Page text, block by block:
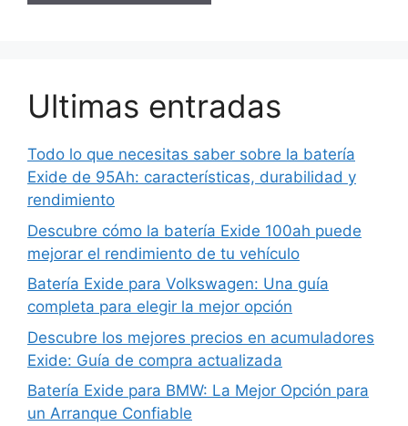
Ultimas entradas
Todo lo que necesitas saber sobre la batería
Exide de 95Ah: características, durabilidad y
rendimiento
Descubre cómo la batería Exide 100ah puede
mejorar el rendimiento de tu vehículo
Batería Exide para Volkswagen: Una guía
completa para elegir la mejor opción
Descubre los mejores precios en acumuladores
Exide: Guía de compra actualizada
Batería Exide para BMW: La Mejor Opción para
un Arranque Confiable